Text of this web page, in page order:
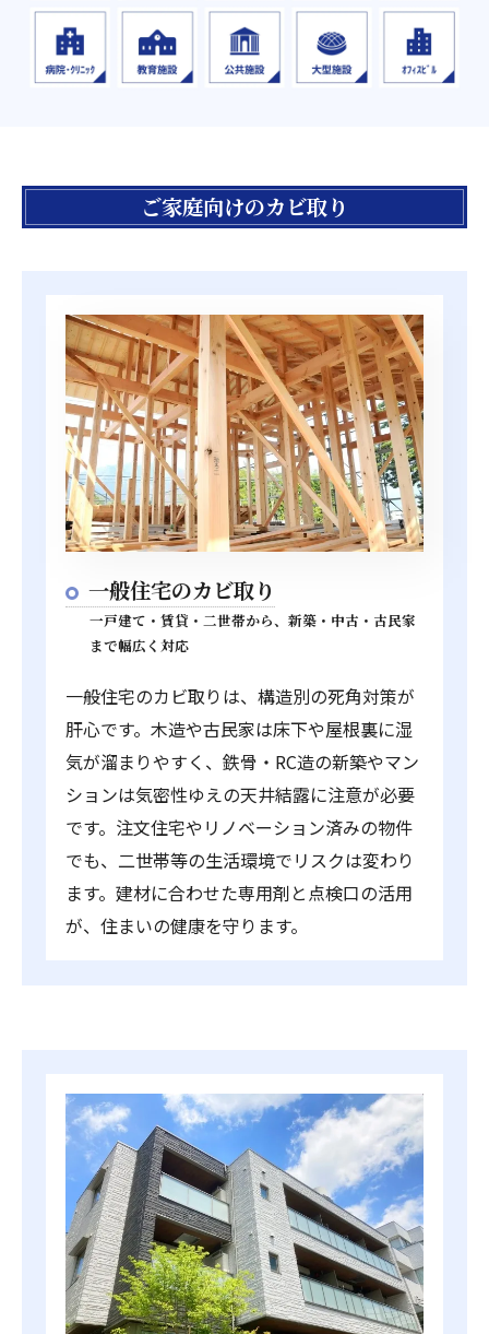
ご家庭向けのカビ取り
一般住宅のカビ取り
一戸建て・賃貸・二世帯から、新築・中古・古民家
まで幅広く対応
一般住宅のカビ取りは、構造別の死角対策が
肝心です。木造や古民家は床下や屋根裏に湿
気が溜まりやすく、鉄骨・RC造の新築やマン
ションは気密性ゆえの天井結露に注意が必要
です。注文住宅やリノベーション済みの物件
でも、二世帯等の生活環境でリスクは変わり
ます。建材に合わせた専用剤と点検口の活用
が、住まいの健康を守ります。